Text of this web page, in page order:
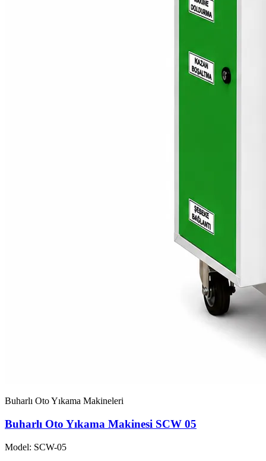
Buharlı Oto Yıkama Makineleri
Buharlı Oto Yıkama Makinesi SCW 05
Model: SCW-05